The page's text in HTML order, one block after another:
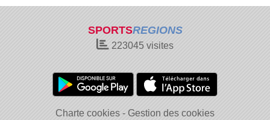
SPORTSREGIONS
223045 visites
Charte cookies
Gestion des cookies